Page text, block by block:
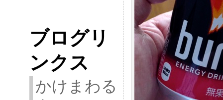
ブログリ
ンクス
かけまわる